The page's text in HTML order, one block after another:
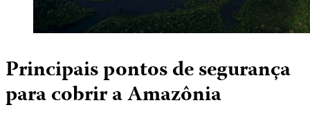
Principais pontos de segurança
para cobrir a Amazônia